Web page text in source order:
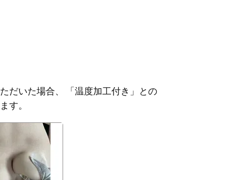
だいた場合、 「温度加工付き」との
す。